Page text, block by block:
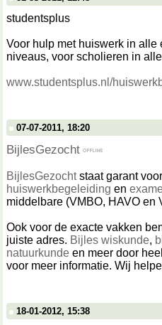
studentsplus
Voor hulp met huiswerk in alle
niveaus, voor scholieren in
www.studentsplus.nl/
07-07-2011, 18:20
BijlesGezocht
BijlesGezochtstaat garant
huiswerkbegeleiding en
middelbare (VMBO, HAVO en
Ook voor de exacte vakken
juiste adres. Bijles wiskunde,
natuurkunde en meer door
voor meer informatie. Wij
18-01-2012, 15:38